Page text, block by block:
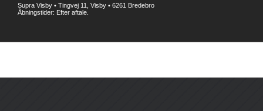
Supra Visby • Tingvej 11, Visby • 6261 Bredebro
Åbningstider: Efter aftale.